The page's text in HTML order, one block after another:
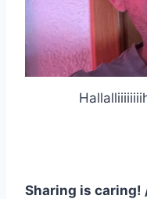
Sharing is caring!